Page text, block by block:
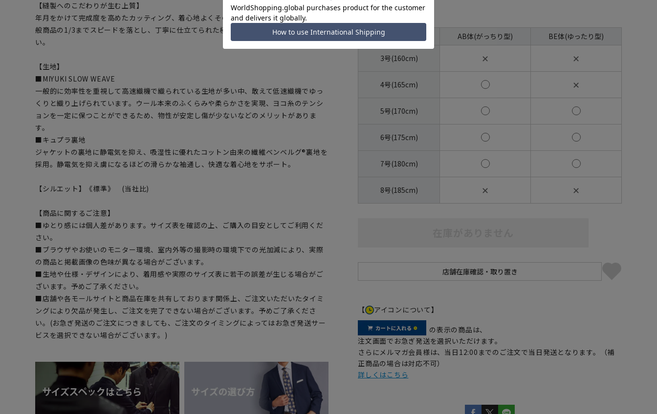
【縫製へのこだわりが生む上質】
年月をかけて完成度を高めたカッティング、着心地よくそのうえ美しいスーツをめざし一
般商品の1/3までスピードを落とし、丁寧に仕立てられた極上の仕上がりを是非ご堪能下さ
い。
【生地】
■MIYUKI SLOW WEAVE
一般的に効率性を重視して高速織機で織られている生地が多い中、敢えて低速織機でゆっ
くりと織り上げられています。ウール本来のふくらみや柔らかさを実現、ヨコ糸のテンシ
ョンを一定に保つことができるため、物性が安定し傷が少ないなどのメリットがありま
す。
■キュプラ裏地
ジャケットの裏地に静電気を抑え、吸湿性に優れたコットン由来の繊維ベンベルグ®裏地を
採用。静電気を抑え虜になるほどの滑らかな袖通し、快適な着心地をサポート。
【シルエット】《標準》 (当社比)
【商品に関するご注意】
■ゆとり感には個人差があります。サイズ表を確認の上、ご購入の目安としてご利用くだ
さい。
■ブラウザやお使いのモニター環境、室内外等の撮影時の環境下での光加減により、実際
の商品と掲載画像の色味が異なる場合がございます。
■生地や仕様・デザインにより、着用感や実際のサイズ表に若干の誤差が生じる場合がご
ざいます。予めご了承ください。
■店舗や各モールサイトと商品在庫を共有しております関係上、ご注文いただいたタイミ
ングにより欠品が発生し、ご注文を完了できない場合がございます。予めご了承くださ
い。(お急ぎ発送のご注文につきましても、ご注文のタイミングによってはお急ぎ発送サー
ビスを選択できない場合がございます。)
号数（身長） AB体(がっちり型) BE体(ゆったり型)
3号(160cm) ✕ ✕
4号(165cm) ✕
5号(170cm)
6号(175cm)
7号(180cm)
8号(185cm) ✕ ✕
【 アイコンについて】
の表示の商品は、
注文画面でお急ぎ発送を選択いただけます。
さらにメルマガ会員様は、当日12:00までのご注文で当日発送となります。（補
正商品の場合は対応不可）
詳しくはこちら